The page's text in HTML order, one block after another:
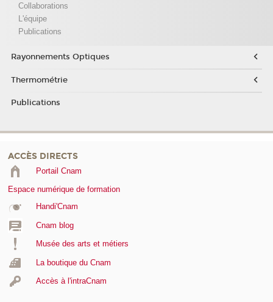
Collaborations
L'équipe
Publications
Rayonnements Optiques
Thermométrie
Publications
ACCÈS DIRECTS
Portail Cnam
Espace numérique de formation
Handi'Cnam
Cnam blog
Musée des arts et métiers
La boutique du Cnam
Accès à l'intraCnam